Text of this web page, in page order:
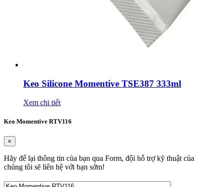
Keo Silicone Momentive TSE387 333ml
Xem chi tiết
Keo Momentive RTV116
×
Hãy để lại thông tin của bạn qua Form, đội hỗ trợ kỹ thuật của
chúng tôi sẽ liên hệ với bạn sớm!